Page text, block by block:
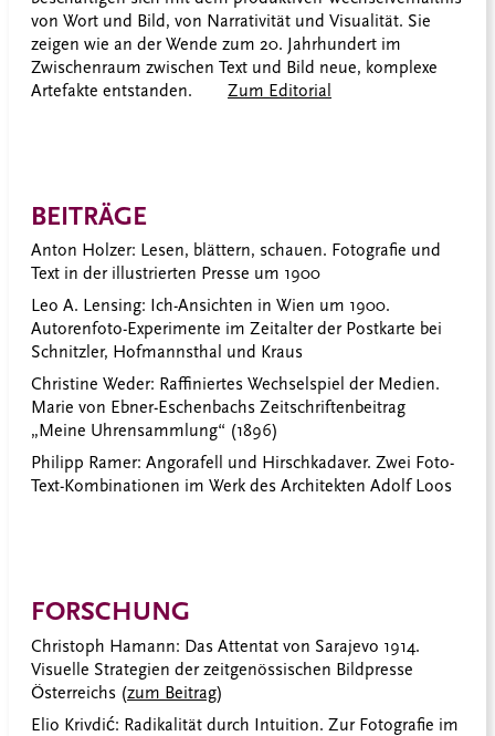
von Wort und Bild, von Narrativität und Visualität. Sie
zeigen wie an der Wende zum 20. Jahrhundert im
Zwischenraum zwischen Text und Bild neue, komplexe
Artefakte entstanden. Zum Editorial
BEITRÄGE
Anton Holzer: Lesen, blättern, schauen. Fotografie und
Text in der illustrierten Presse um 1900
Leo A. Lensing: Ich-Ansichten in Wien um 1900.
Autorenfoto-Experimente im Zeitalter der Postkarte bei
Schnitzler, Hofmannsthal und Kraus
Christine Weder: Raffiniertes Wechselspiel der Medien.
Marie von Ebner-Eschenbachs Zeitschriftenbeitrag
„Meine Uhrensammlung“ (1896)
Philipp Ramer: Angorafell und Hirschkadaver. Zwei Foto-
Text-Kombinationen im Werk des Architekten Adolf Loos
FORSCHUNG
Christoph Hamann: Das Attentat von Sarajevo 1914.
Visuelle Strategien der zeitgenössischen Bildpresse
Österreichs (zum Beitrag)
Elio Krivdić: Radikalität durch Intuition. Zur Fotografie im